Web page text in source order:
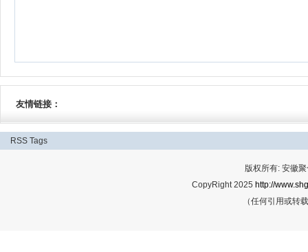
友情链接：
RSS Tags
版权所有: 安徽
CopyRight 2025 http://
（任何引用或转